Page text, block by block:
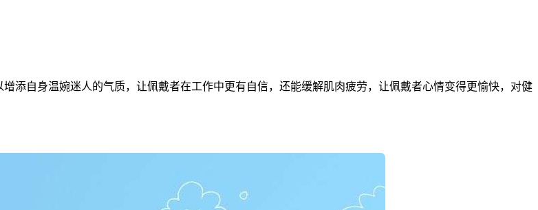
添自身温婉迷人的气质，让佩戴者在工作中更有自信，还能缓解肌肉疲劳，让佩戴者心情变得更愉快，对健